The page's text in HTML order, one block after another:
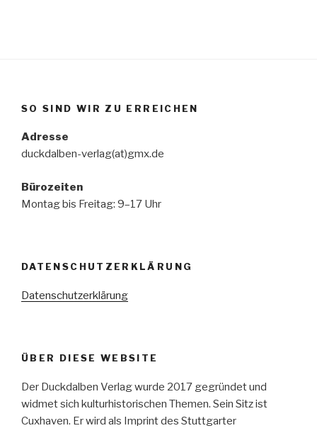
SO SIND WIR ZU ERREICHEN
Adresse
duckdalben-verlag(at)gmx.de
Bürozeiten
Montag bis Freitag: 9–17 Uhr
DATENSCHUTZERKLÄRUNG
Datenschutzerklärung
ÜBER DIESE WEBSITE
Der Duckdalben Verlag wurde 2017 gegründet und
widmet sich kulturhistorischen Themen. Sein Sitz ist
Cuxhaven. Er wird als Imprint des Stuttgarter